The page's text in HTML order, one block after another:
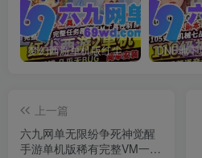
梦幻西游单机版红尘西游2微变独家打造龙魂抽奖令牌四象神兽
上一篇
六九网单无限纷争死神觉醒
手游单机版稀有完整VM一键